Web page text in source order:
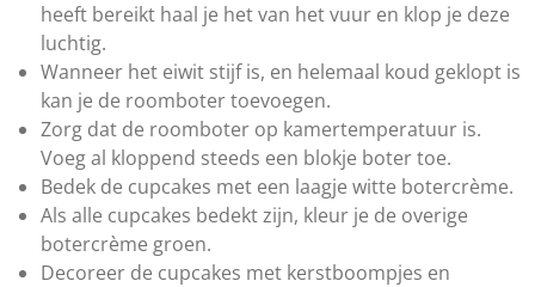
heeft bereikt haal je het van het vuur en klop je deze
luchtig.
Wanneer het eiwit stijf is, en helemaal koud geklopt is
kan je de roomboter toevoegen.
Zorg dat de roomboter op kamertemperatuur is.
Voeg al kloppend steeds een blokje boter toe.
Bedek de cupcakes met een laagje witte botercrème.
Als alle cupcakes bedekt zijn, kleur je de overige
botercrème groen.
Decoreer de cupcakes met kerstboompjes en